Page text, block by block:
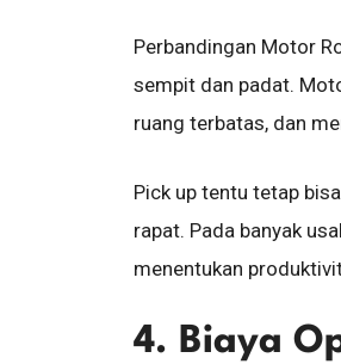
Perbandingan Motor
sempit dan padat.
ruang terbatas, dan
Pick up tentu tetap
rapat. Pada banyak
menentukan
4. Biaya